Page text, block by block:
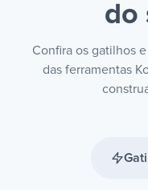
do
Confira os gatilhos
das ferramentas